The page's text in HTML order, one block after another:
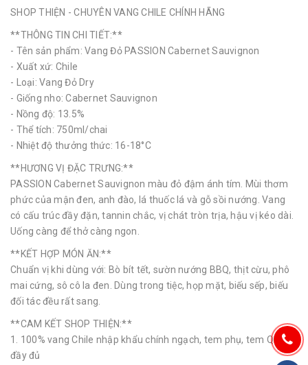
SHOP THIỆN - CHUYÊN VANG CHILE CHÍNH HÃNG
**THÔNG TIN CHI TIẾT:**
- Tên sản phẩm: Vang Đỏ PASSION Cabernet Sauvignon
- Xuất xứ: Chile
- Loại: Vang Đỏ Dry
- Giống nho: Cabernet Sauvignon
- Nồng độ: 13.5%
- Thể tích: 750ml/chai
- Nhiệt độ thưởng thức: 16-18°C
**HƯƠNG VỊ ĐẶC TRƯNG:**
PASSION Cabernet Sauvignon màu đỏ đậm ánh tím. Mùi thơm
phức của mận đen, anh đào, lá thuốc lá và gỗ sồi nướng. Vang
có cấu trúc đầy đặn, tannin chắc, vị chát tròn trịa, hậu vị kéo dài.
Uống càng để thở càng ngon.
**KẾT HỢP MÓN ĂN:**
Chuẩn vị khi dùng với: Bò bít tết, sườn nướng BBQ, thịt cừu, phô
mai cứng, sô cô la đen. Dùng trong tiệc, họp mặt, biếu sếp, biếu
đối tác đều rất sang.
**CAM KẾT SHOP THIỆN:**
1. 100% vang Chile nhập khẩu chính ngạch, tem phụ, tem QR
đầy đủ